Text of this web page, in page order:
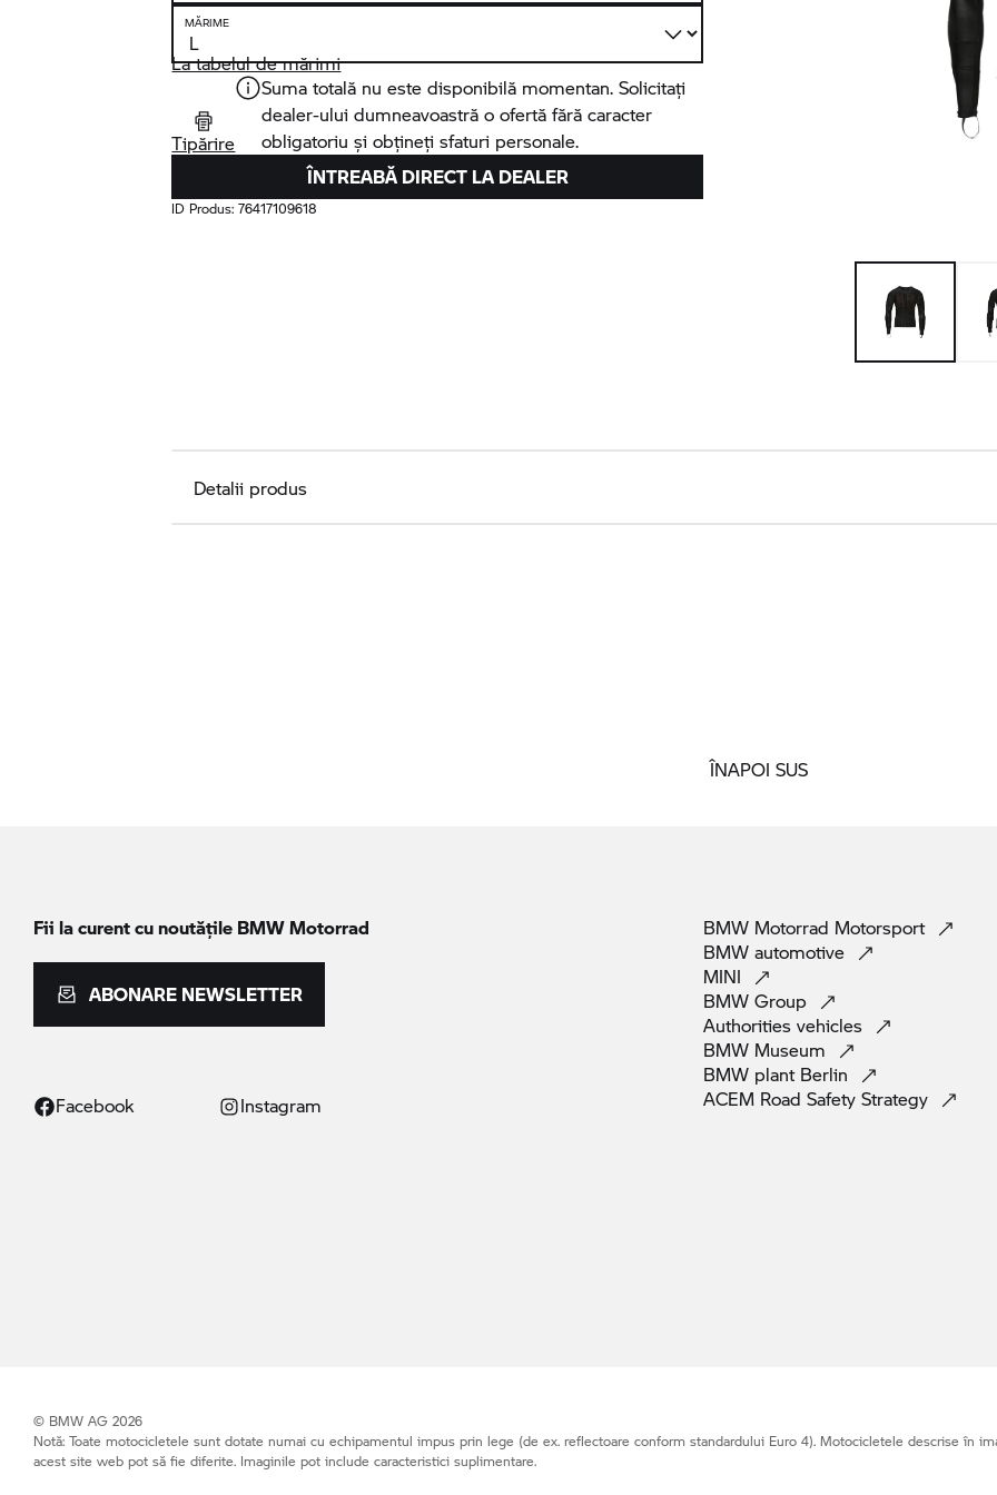
MĂRIME
La tabelul de mărimi
Tipărire
Suma totală nu este disponibilă momentan. Solicitați
dealer-ului dumneavoastră o ofertă fără caracter
obligatoriu și obțineți sfaturi personale.
ÎNTREABĂ DIRECT LA DEALER
ID Produs:76417109618
Detalii produs
ÎNAPOI SUS
Fii la curent cu noutățile BMW Motorrad
ABONARE NEWSLETTER
Facebook Instagram
BMW Motorrad Motorsport
BMW automotive
MINI
BMW Group
Authorities vehicles
BMW Museum
BMW plant Berlin
ACEM Road Safety Strategy
© BMW AG 2026
Notă: Toate motocicletele sunt dotate numai cu echipamentul impus prin lege (de ex. reflectoare conform standardului Euro 4). Motocicletele descrise în
acest site web pot să fie diferite. Imaginile pot include caracteristici suplimentare.